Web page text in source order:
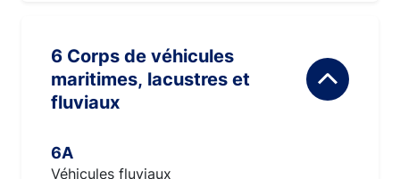
6 Corps de véhicules
maritimes, lacustres et
fluviaux
6A
Véhicules fluviaux